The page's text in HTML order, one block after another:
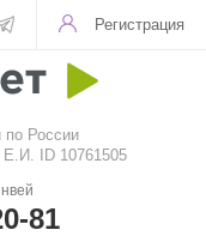
Регистрация
по России
Е.И. ID 10761505
81